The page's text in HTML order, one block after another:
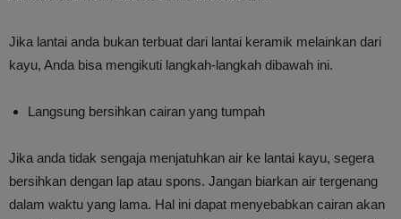
Jika lantai anda bukan terbuat dari lantai keramik melainkan dari
kayu, Anda bisa mengikuti langkah-langkah dibawah ini.
Langsung bersihkan cairan yang tumpah
Jika anda tidak sengaja menjatuhkan air ke lantai kayu, segera
bersihkan dengan lap atau spons. Jangan biarkan air tergenang
dalam waktu yang lama. Hal ini dapat menyebabkan cairan akan